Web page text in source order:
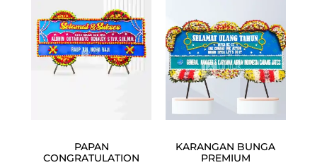
PAPAN
CONGRATULATION
KARANGAN BUNGA
PREMIUM